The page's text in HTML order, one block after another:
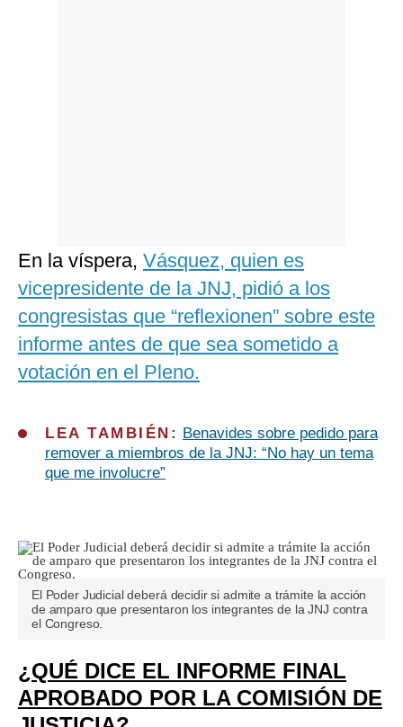
En la víspera, Vásquez, quien es
vicepresidente de la JNJ, pidió a los
congresistas que “reflexionen” sobre este
informe antes de que sea sometido a
votación en el Pleno.
LEA TAMBIÉN:
Benavides sobre pedido para
remover a miembros de la JNJ: “No hay un tema
que me involucre”
El Poder Judicial deberá decidir si admite a trámite la acción
de amparo que presentaron los integrantes de la JNJ contra
el Congreso.
¿QUÉ DICE EL INFORME FINAL
APROBADO POR LA COMISIÓN DE